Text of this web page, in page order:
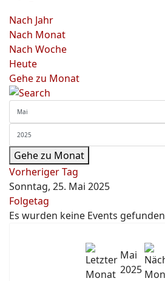
Nach Jahr
Nach Monat
Nach Woche
Heute
Gehe zu Monat
Gehe zu Monat
Vorheriger Tag
Sonntag, 25. Mai 2025
Folgetag
Es wurden keine Events gefunden
Mai
2025